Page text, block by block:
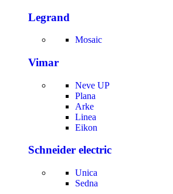
Legrand
Mosaic
Vimar
Neve UP
Plana
Arke
Linea
Eikon
Schneider electric
Unica
Sedna